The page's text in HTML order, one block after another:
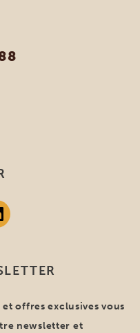
offres exclusives vous
newsletter et